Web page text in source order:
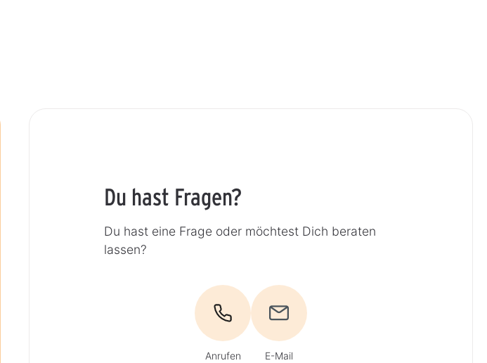
Du hast Fragen?
Du hast eine Frage oder möchtest Dich beraten
lassen?
Anrufen E-Mail